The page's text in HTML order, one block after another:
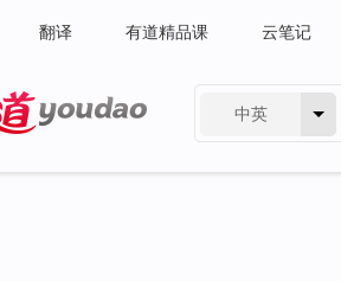
翻译 有道精品课 云笔记
中英